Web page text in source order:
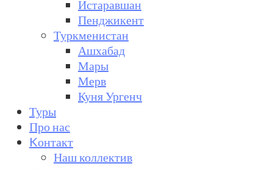
Истаравшан
Пенджикент
Туркменистан
Ашхабад
Мары
Мерв
Куня Ургенч
Туры
Про нас
Kонтакт
Наш коллектив